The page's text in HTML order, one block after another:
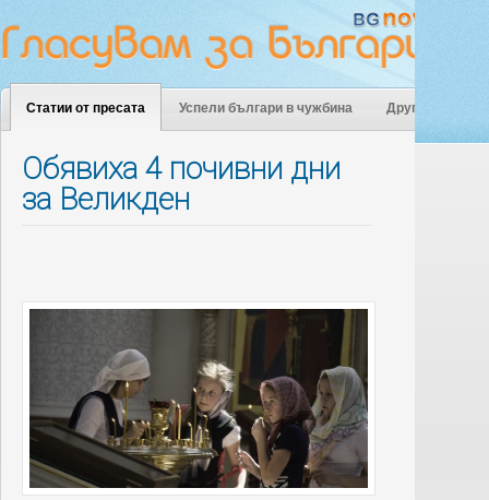
Статии от пресата Успели българи в чужбина Други
Обявиха 4 почивни дни
за Великден